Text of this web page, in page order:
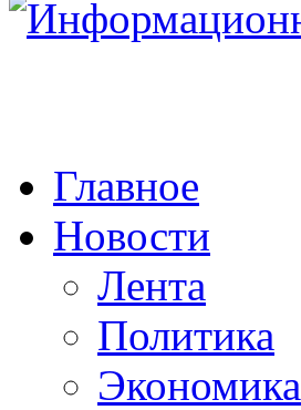
Главное
Новости
Лента
Политика
Экономика